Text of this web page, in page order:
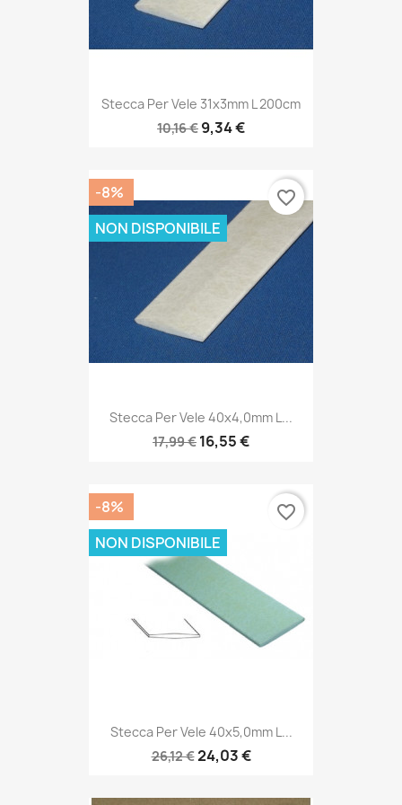
Stecca Per Vele 31x3mm L 200cm
10,16 € 9,34 €
Stecca Per Vele 40x4,0mm L...
17,99 € 16,55 €
-8%
NON DISPONIBILE
favorite_border
Stecca Per Vele 40x5,0mm L...
26,12 €24,03 €
-8%
NON DISPONIBILE
favorite_border